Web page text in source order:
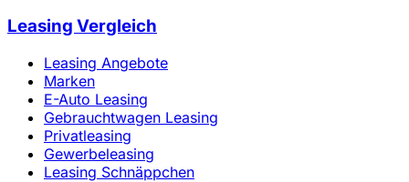
Leasing Vergleich
Leasing Angebote
Marken
E-Auto Leasing
Gebrauchtwagen Leasing
Privatleasing
Gewerbeleasing
Leasing Schnäppchen